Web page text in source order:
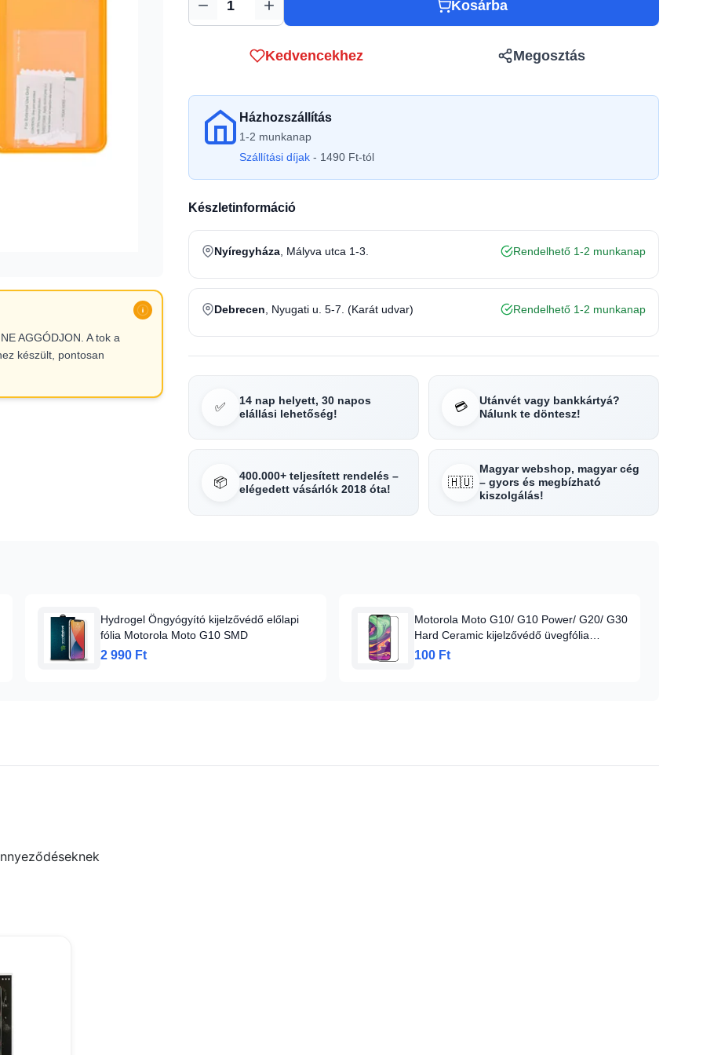
AGGÓDJON. A tok a
készült, pontosan
Mennyiség Kosárba
Kedvencekhez Megosztás
Házhozszállítás
1-2 munkanap
Szállítási díjak - 1490 Ft-tól
Készletinformáció
Nyíregyháza , Mályva utca 1-3. Rendelhető 1-2 munkanap
Debrecen , Nyugati u. 5-7. (Karát udvar) Rendelhető 1-2 munkanap
✅
14 nap helyett, 30 napos
elállási lehetőség!
💳
Utánvét vagy bankkártyá?
Nálunk te döntesz!
📦
400.000+ teljesített rendelés –
elégedett vásárlók 2018 óta!
🇭🇺
Magyar webshop, magyar cég
– gyors és megbízható
kiszolgálás!
Hydrogel Öngyógyító kijelzővédő előlapi
fólia Motorola Moto G10 SMD
2 990 Ft
Motorola Moto G10/ G10 Power/ G20/ G30
Hard Ceramic kijelzővédő üvegfólia
kerámiával fekete
100 Ft